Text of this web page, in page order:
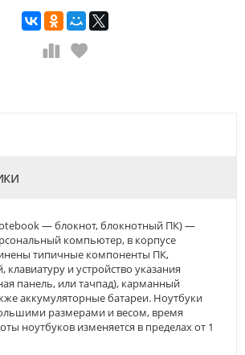
— блокнот, блокнотный ПК) —
компьютер, в корпусе
типичные компоненты ПК,
клавиатуру и устройство указания
панель, или тачпад), карманный
аккумуляторные батареи. Ноутбуки
размерами и весом, время
ноутбуков изменяется в пределах от 1